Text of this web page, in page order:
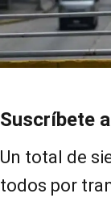
Suscríbete
Un total de
todos por